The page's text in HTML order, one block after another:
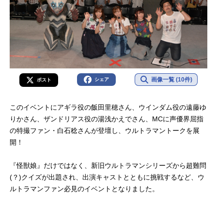
ポスト シェア 画像一覧 (10件)
このイベントにアギラ役の飯田里穂さん、ウインダム役の遠藤ゆ
りかさん、ザンドリアス役の湯浅かえでさん、MCに声優界屈指
の特撮ファン・白石稔さんが登壇し、ウルトラマントークを展
開！
『怪獣娘』だけではなく、新旧ウルトラマンシリーズから超難問
(？)クイズが出題され、出演キャストとともに挑戦するなど、ウ
ルトラマンファン必見のイベントとなりました。